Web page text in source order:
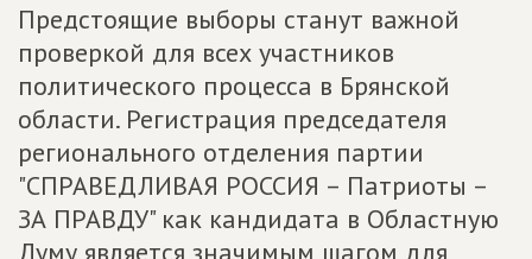
Предстоящие выборы станут важной
проверкой для всех участников
политического процесса в Брянской
области. Регистрация председателя
регионального отделения партии
"СПРАВЕДЛИВАЯ РОССИЯ – Патриоты –
ЗА ПРАВДУ" как кандидата в Областную
Думу является значимым шагом для